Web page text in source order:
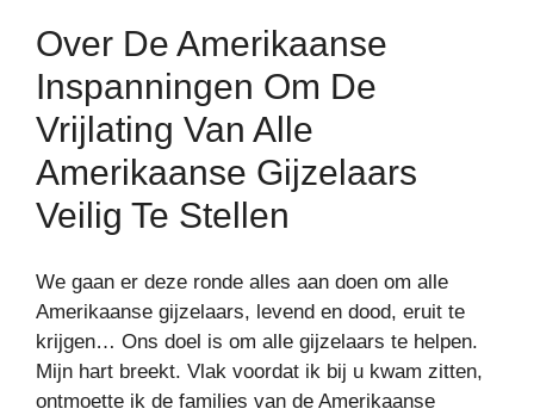
Over De Amerikaanse
Inspanningen Om De
Vrijlating Van Alle
Amerikaanse Gijzelaars
Veilig Te Stellen
We gaan er deze ronde alles aan doen om alle
Amerikaanse gijzelaars, levend en dood, eruit te
krijgen… Ons doel is om alle gijzelaars te helpen.
Mijn hart breekt. Vlak voordat ik bij u kwam zitten,
ontmoette ik de families van de Amerikaanse